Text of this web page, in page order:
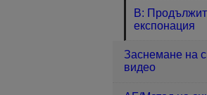
B:
експонация
Заснемане на
видео